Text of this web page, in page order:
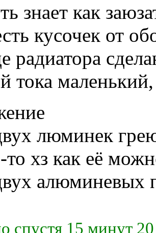
знает как
кусочек от
радиатора
тока
люминек
хз как её
алюминевых
спустя 15 минут